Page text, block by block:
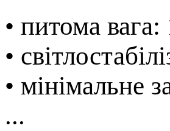
• питома
•
• мінімальне
...